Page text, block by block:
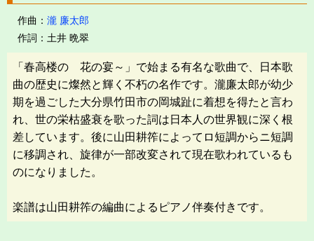
作曲： 瀧 廉太郎
作詞：土井 晩翠
「春高楼の 花の宴～」で始まる有名な歌曲で、日本歌
曲の歴史に燦然と輝く不朽の名作です。瀧廉太郎が幼少
期を過ごした大分県竹田市の岡城趾に着想を得たと言わ
れ、世の栄枯盛衰を歌った詞は日本人の世界観に深く根
差しています。後に山田耕筰によってロ短調からニ短調
に移調され、旋律が一部改変されて現在歌われているも
のになりました。
楽譜は山田耕筰の編曲によるピアノ伴奏付きです。